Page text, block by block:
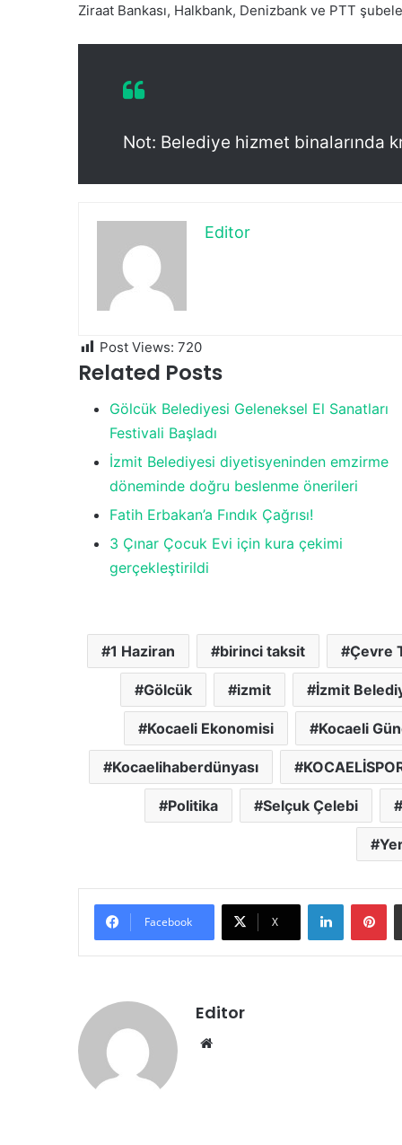
Ziraat Bankası, Halkbank, Denizbank ve PTT
Not: Belediye hizmet binalarında
Editor
Post Views: 720
Related Posts
Gölcük Belediyesi Geleneksel El Sanatları
Festivali Başladı
İzmit Belediyesi diyetisyeninden emzirme
döneminde doğru beslenme önerileri
Fatih Erbakan’a Fındık Çağrısı!
3 Çınar Çocuk Evi için kura çekimi
gerçekleştirildi
1 Haziran birinci taksit Çevre
Gölcük izmit İzmit
Kocaeli Ekonomisi Kocaeli
Kocaelihaberdünyası
Politika Selçuk Çelebi
Facebook X
Editor